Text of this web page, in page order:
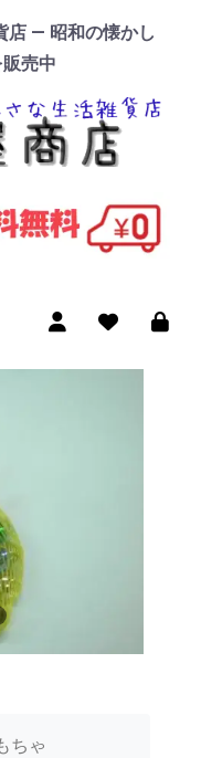
店 — 昭和の懐かし
売中
ちゃ